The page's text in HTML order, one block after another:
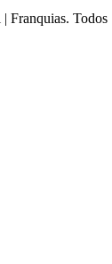
Franquias. Todos